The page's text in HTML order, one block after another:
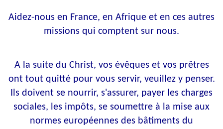
Aidez-nous en France, en Afrique et en ces autres
missions qui comptent sur nous.
A la suite du Christ, vos évêques et vos prêtres
ont tout quitté pour vous servir, veuillez y penser.
Ils doivent se nourrir, s'assurer, payer les charges
sociales, les impôts, se soumettre à la mise aux
normes européennes des bâtiments du